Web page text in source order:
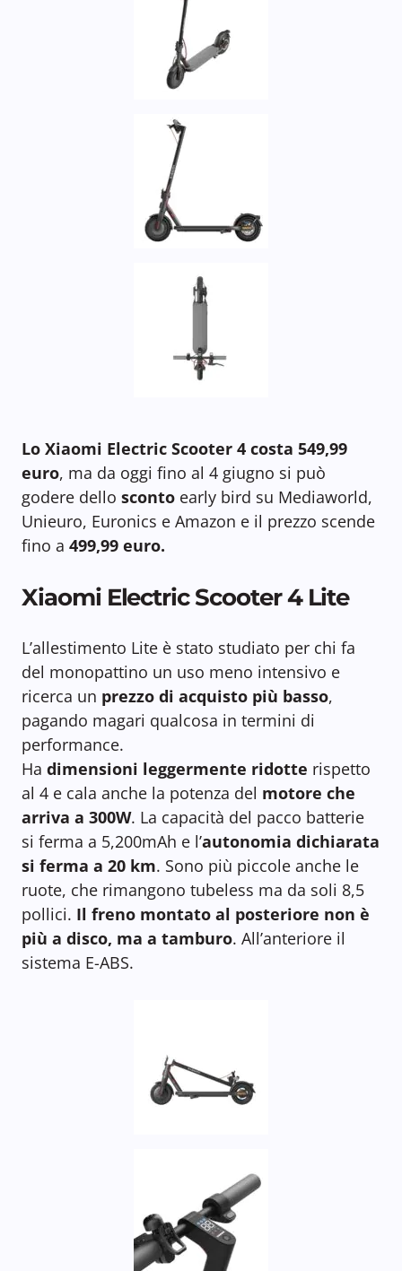
Lo Xiaomi Electric Scooter 4 costa 549,99
euro, ma da oggi fino al 4 giugno si può
godere dello sconto early bird su Mediaworld,
Unieuro, Euronics e Amazon e il prezzo scende
fino a 499,99 euro.
Xiaomi Electric Scooter 4 Lite
L’allestimento Lite è stato studiato per chi fa
del monopattino un uso meno intensivo e
ricerca un prezzo di acquisto più basso,
pagando magari qualcosa in termini di
performance.
Ha dimensioni leggermente ridotte rispetto
al 4 e cala anche la potenza del motore che
arriva a 300W. La capacità del pacco batterie
si ferma a 5,200mAh e l’autonomia dichiarata
si ferma a 20 km. Sono più piccole anche le
ruote, che rimangono tubeless ma da soli 8,5
pollici. Il freno montato al posteriore non è
più a disco, ma a tamburo. All’anteriore il
sistema E-ABS.